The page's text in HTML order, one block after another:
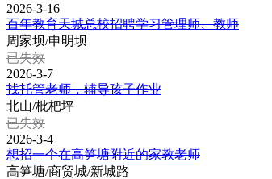
2026-3-16
百年教育天城总校招聘学习管理师、教师
周家坝/申明坝
已失效
2026-3-7
找托管老师，辅导孩子作业
北山/枇杷坪
已失效
2026-3-4
想招一个在高笋塘附近的家教老师
高笋塘/商贸城/新城路